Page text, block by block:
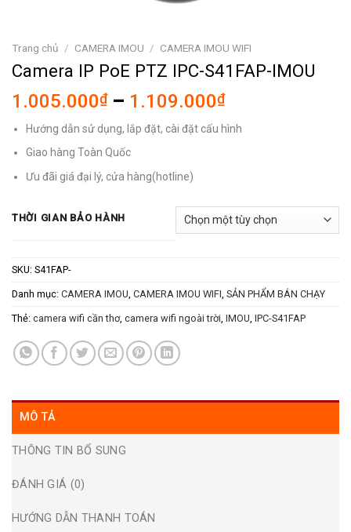
Trang chủ / CAMERA IMOU / CAMERA IMOU WIFI
Camera IP PoE PTZ IPC-S41FAP-IMOU
1.005.000₫ – 1.109.000₫Khoảng
giá:
từ
Hướng dẫn sử dụng, lắp đặt, cài đặt cấu hình
Giao hàng Toàn Quốc
Ưu đãi giá đại lý, cửa hàng(hotline)
THỜI GIAN BẢO HÀNH
SKU: S41FAP-
Danh mục: CAMERA IMOU CAMERA IMOU WIFI SẢN PHẨM BÁN CHẠY
Thẻ: camera wifi cần thơ, camera wifi ngoài trời IMOU IPC-S41FAP
MÔ TẢ
THÔNG TIN BỔ SUNG
ĐÁNH GIÁ (0)
HƯỚNG DẪN THANH TOÁN